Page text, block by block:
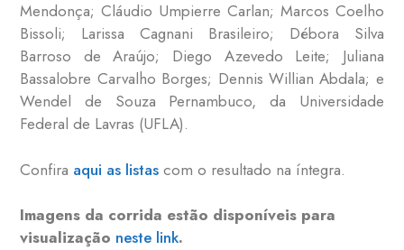
Mendonça; Cláudio Umpierre Carlan; Marcos Coelho
Bissoli; Larissa Cagnani Brasileiro; Débora Silva
Barroso de Araújo; Diego Azevedo Leite; Juliana
Bassalobre Carvalho Borges; Dennis Willian Abdala; e
Wendel de Souza Pernambuco, da Universidade
Federal de Lavras (UFLA).
Confira aqui as listas com o resultado na íntegra.
Imagens da corrida estão disponíveis para
visualização neste link.